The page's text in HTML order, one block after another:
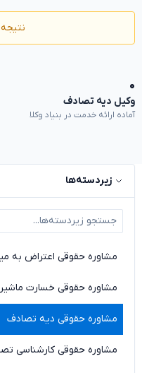
۰
وکیل دیه تصادف
آماده ارائه خدمت در بنیاد وکلا
زیردسته‌ها
مشاوره حقوقی اعتراض به
مشاوره حقوقی خسارت
مشاوره حقوقی دیه تصادف
مشاوره حقوقی کارشناسی